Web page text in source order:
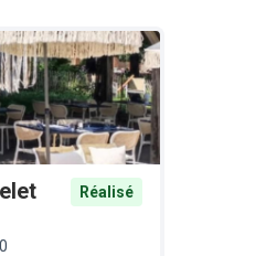
Réalisé
0